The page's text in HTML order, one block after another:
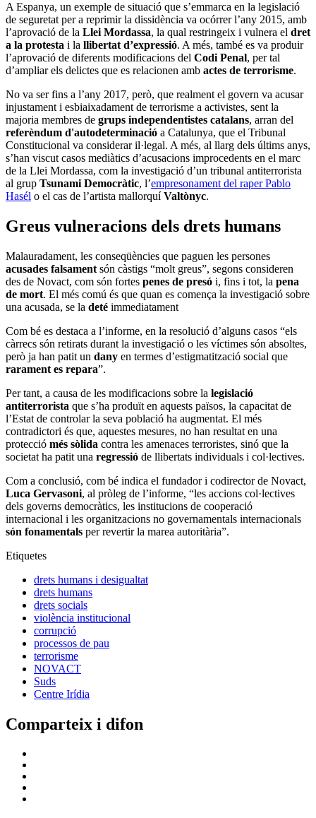
A Espanya, un exemple de situació que s’emmarca en la legislació
de seguretat per a reprimir la dissidència va ocórrer l’any 2015, amb
l’aprovació de la Llei Mordassa, la qual restringeix i vulnera el dret
a la protesta i la llibertat d’expressió. A més, també es va produir
l’aprovació de diferents modificacions del Codi Penal, per tal
d’ampliar els delictes que es relacionen amb actes de terrorisme.
No va ser fins a l’any 2017, però, que realment el govern va acusar
injustament i esbiaixadament de terrorisme a activistes, sent la
majoria membres de grups independentistes catalans, arran del
referèndum d'autodeterminació a Catalunya, que el Tribunal
Constitucional va considerar il·legal. A més, al llarg dels últims anys,
s’han viscut casos mediàtics d’acusacions improcedents en el marc
de la Llei Mordassa, com la investigació d’un tribunal antiterrorista
al grup Tsunami Democràtic, l’empresonament del raper Pablo
Hasél o el cas de l’artista mallorquíValtònyc.
Greus vulneracions dels drets humans
Malauradament, les conseqüències que paguen les persones
acusades falsament són càstigs “molt greus”, segons consideren
des de Novact, com són fortes penes de presó i, fins i tot, la pena
de mort. El més comú és que quan es comença la investigació sobre
una acusada, se la deté immediatament
Com bé es destaca a l’informe, en la resolució d’alguns casos “els
càrrecs són retirats durant la investigació o les víctimes són absoltes,
però ja han patit un dany en termes d’estigmatització social que
rarament es repara”.
Per tant, a causa de les modificacions sobre la legislació
antiterrorista que s’ha produït en aquests països, la capacitat de
l’Estat de controlar la seva població ha augmentat. El més
contradictori és que, aquestes mesures, no han resultat en una
protecció més sòlida contra les amenaces terroristes, sinó que la
societat ha patit una regressió de llibertats individuals i col·lectives.
Com a conclusió, com bé indica el fundador i codirector de Novact,
Luca Gervasoni, al pròleg de l’informe, “les accions col·lectives
dels governs democràtics, les institucions de cooperació
internacional i les organitzacions no governamentals internacionals
són fonamentals per revertir la marea autoritària”.
Etiquetes
drets humans i desigualtat
drets humans
drets socials
violència institucional
corrupció
processos de pau
terrorisme
NOVACT
Suds
Centre Irídia
Comparteix i difon